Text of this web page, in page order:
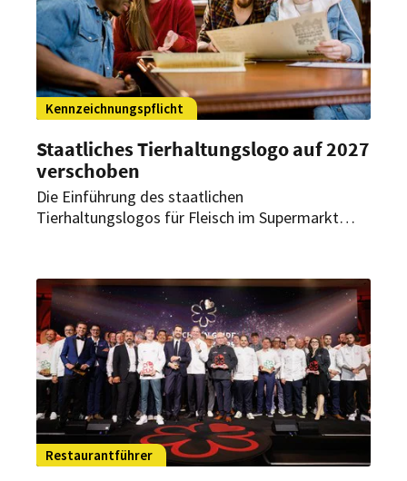
Kennzeichnungspflicht
Staatliches Tierhaltungslogo auf 2027
verschoben
Die Einführung des staatlichen
Tierhaltungslogos für Fleisch im Supermarkt
Schweinefleisch. Union und SPD wollen das
System bis dahin überarbeiten und dann auch auf
Restaurants und Kantinen ausweiten.
Restaurantführer